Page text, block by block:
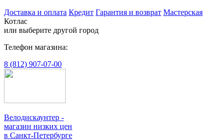
Доставка и оплата Кредит Гарантия и возврат Мастерская
Котлас
или выберите другой город
Телефон магазина:
8 (812) 907-07-00
Велодискаунтер -
магазин низких цен
в Санкт-Петербурге